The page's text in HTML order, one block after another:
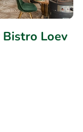
Loev